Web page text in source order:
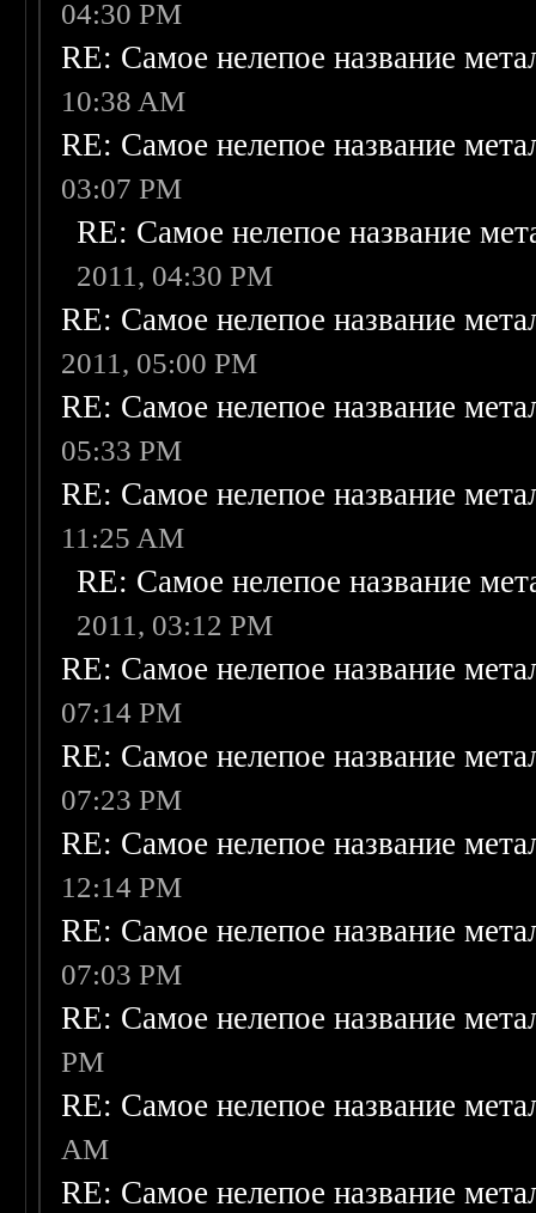
04:30 PM
RE: Самое нелепое название
10:38 AM
RE: Самое нелепое название
03:07 PM
RE: Самое нелепое название
2011, 04:30 PM
RE: Самое нелепое название
2011, 05:00 PM
RE: Самое нелепое название
05:33 PM
RE: Самое нелепое название
11:25 AM
RE: Самое нелепое название
2011, 03:12 PM
RE: Самое нелепое название
07:14 PM
RE: Самое нелепое название
07:23 PM
RE: Самое нелепое название
12:14 PM
RE: Самое нелепое название
07:03 PM
RE: Самое нелепое название
PM
RE: Самое нелепое название
AM
RE: Самое нелепое название